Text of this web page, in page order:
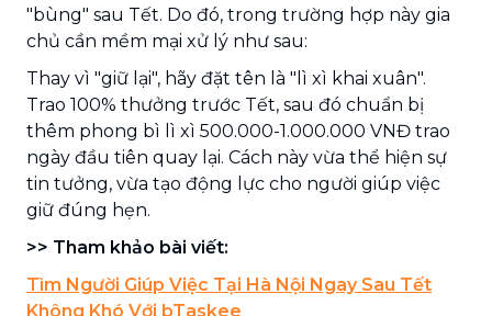
"bùng" sau Tết. Do đó, trong trường hợp này gia
chủ cần mềm mại xử lý như sau:
Thay vì "giữ lại", hãy đặt tên là "lì xì khai xuân".
Trao 100% thưởng trước Tết, sau đó chuẩn bị
thêm phong bì lì xì 500.000-1.000.000 VNĐ trao
ngày đầu tiên quay lại. Cách này vừa thể hiện sự
tin tưởng, vừa tạo động lực cho người giúp việc
giữ đúng hẹn.
>> Tham khảo bài viết:
Tìm Người Giúp Việc Tại Hà Nội Ngay Sau Tết
Không Khó Với bTaskee